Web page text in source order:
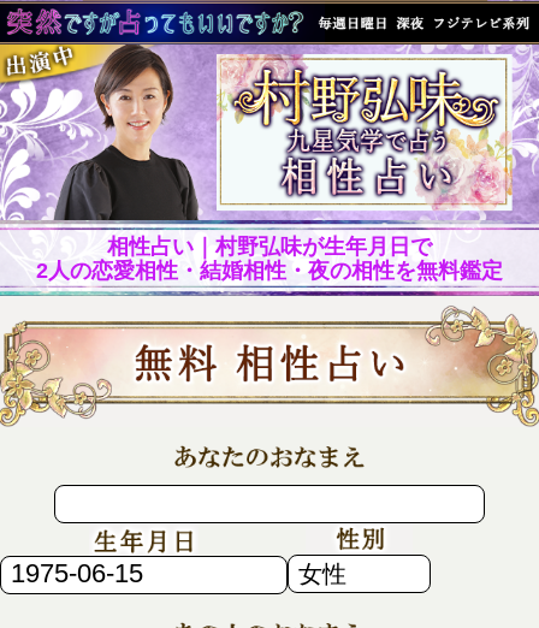
相性占い｜村野弘味が生年月日で
2人の恋愛相性・結婚相性・夜の相性を無料鑑定